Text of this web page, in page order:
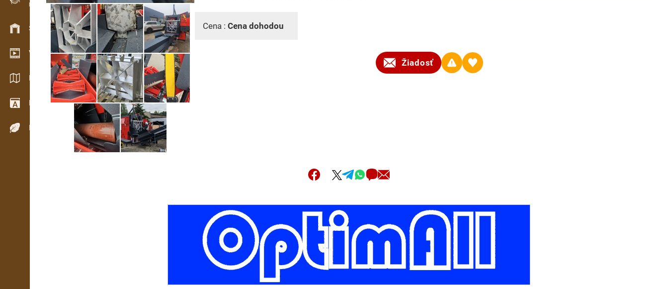
Evidencia dreva v teréne
Skladové hospodárstvo
Video showroom
Katalógy / Brožúry
Drevársky slovník
Dreviny
Cena : Cena dohodou
Žiadosť